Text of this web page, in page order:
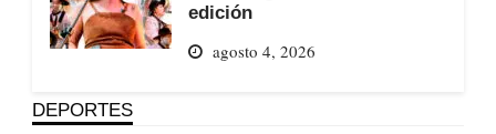
edición
agosto 4, 2026
DEPORTES